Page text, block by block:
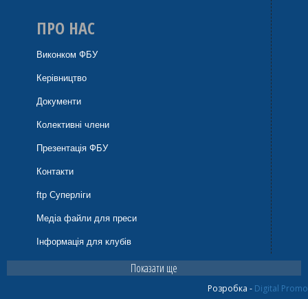
ПРО НАС
Виконком ФБУ
Керівництво
Документи
Колективні члени
Презентація ФБУ
Контакти
ftp Суперліги
Медіа файли для преси
Інформація для клубів
Показати ще
Розробка - Digital Promo